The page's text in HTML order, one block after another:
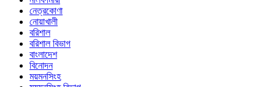
নেত্রকোণা
নোয়াখালী
বরিশাল
বরিশাল বিভাগ
বাংলাদেশ
বিনোদন
ময়মনসিংহ